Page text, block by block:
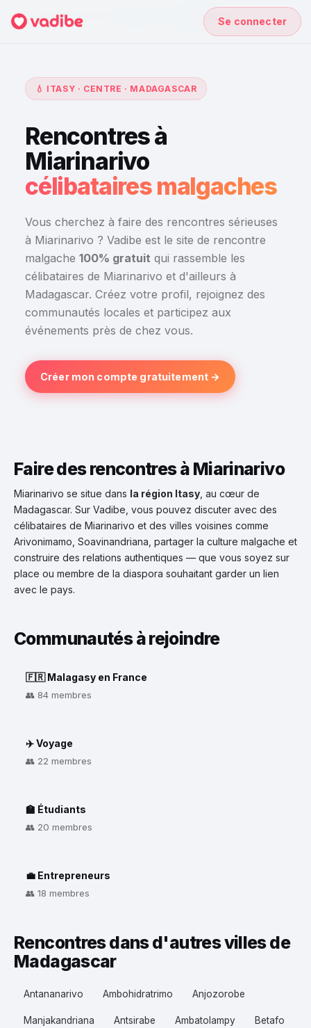
Se connecter
Accueil›Rencontres à Madagascar Miarinarivo
💧 ITASY · CENTRE · MADAGASCAR
Rencontres à
Miarinarivo
célibataires malgaches
Vous cherchez à faire des rencontres sérieuses
à Miarinarivo ? Vadibe est le site de rencontre
malgache 100% gratuit qui rassemble les
célibataires de Miarinarivo et d'ailleurs à
Madagascar. Créez votre profil, rejoignez des
communautés locales et participez aux
événements près de chez vous.
Créer mon compte gratuitement →
Faire des rencontres à Miarinarivo
Miarinarivo se situe dans la région Itasy , au cœur de
Madagascar. Sur Vadibe, vous pouvez discuter avec des
célibataires de Miarinarivo et des villes voisines comme
Arivonimamo, Soavinandriana, partager la culture malgache et
construire des relations authentiques — que vous soyez sur
place ou membre de la diaspora souhaitant garder un lien
avec le pays.
Communautés à rejoindre
🇫🇷 Malagasy en France
👥 84 membres
✈️ Voyage
👥 22 membres
🏫 Étudiants
👥 20 membres
💼 Entrepreneurs
👥 18 membres
Rencontres dans d'autres villes de
Madagascar
Antananarivo Ambohidratrimo Anjozorobe
Manjakandriana Antsirabe Ambatolampy Betafo